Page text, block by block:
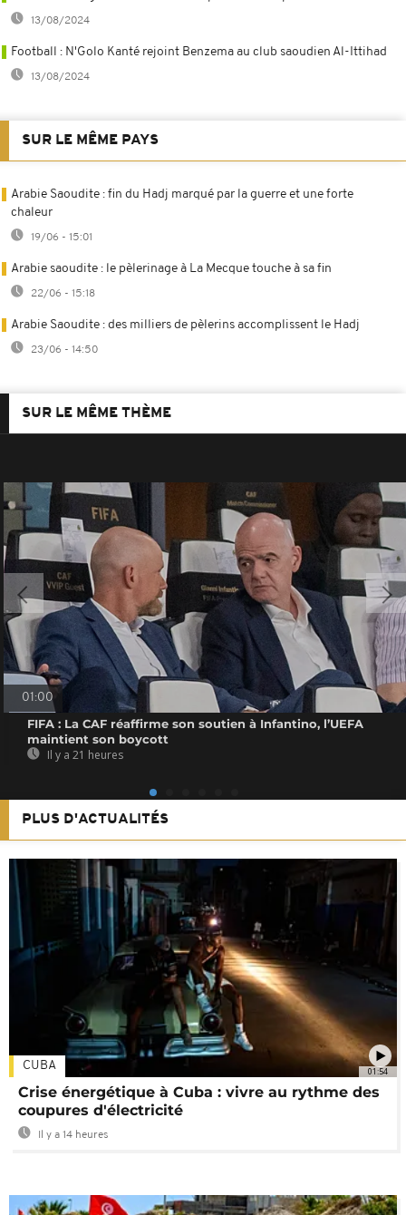
13/08/2024
Football : N'Golo Kanté rejoint Benzema au club saoudien Al-Ittihad
13/08/2024
SUR LE MÊME PAYS
Arabie Saoudite : fin du Hadj marqué par la guerre et une forte
chaleur
19/06 - 15:01
Arabie saoudite : le pèlerinage à La Mecque touche à sa fin
22/06 - 15:18
Arabie Saoudite : des milliers de pèlerins accomplissent le Hadj
23/06 - 14:50
SUR LE MÊME THÈME
01:00
FIFA : La CAF réaffirme son soutien à Infantino, l’UEFA
maintient son boycott
Il y a 21 heures
PLUS D'ACTUALITÉS
01:54
CUBA
Crise énergétique à Cuba : vivre au rythme des
coupures d'électricité
Il y a 14 heures